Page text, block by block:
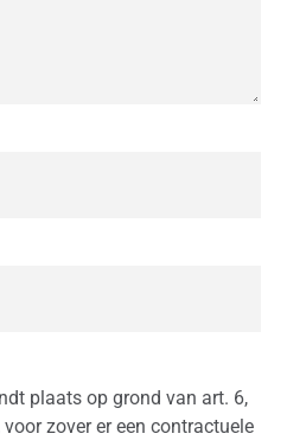
plaats op grond van art. 6,
voor zover er een contractuele